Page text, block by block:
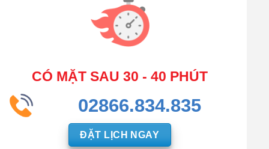
CÓ MẶT SAU 30 - 40 PHÚT
02866.834.835
ĐẶT LỊCH NGAY